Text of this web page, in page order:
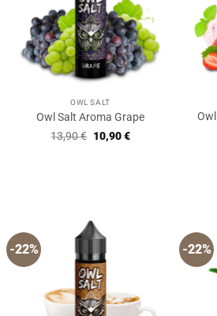
OWL SALT
Owl Salt Aroma Grape
13,90€ Ursprünglicher
Preis
10,90€Aktueller
-22% -22%